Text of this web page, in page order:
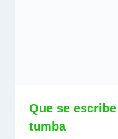
Que se
tumba